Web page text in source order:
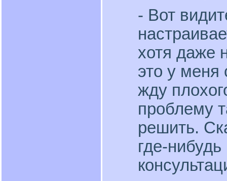
- Вот
хотя даже
это у меня
жду
проблему
решить.
где-